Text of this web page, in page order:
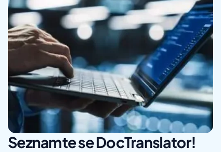
Seznamte se DocTranslator!